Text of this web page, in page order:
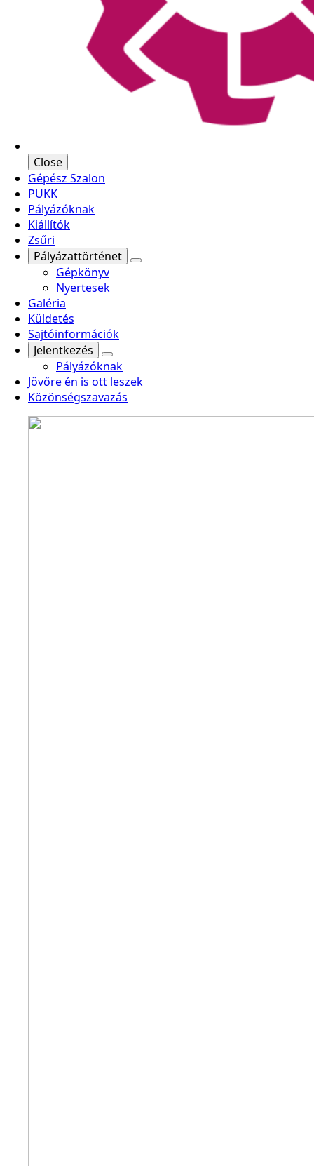
Close
Gépész Szalon
PUKK
Pályázóknak
Kiállítók
Zsűri
Pályázattörténet
Gépkönyv
Nyertesek
Galéria
Küldetés
Sajtóinformációk
Jelentkezés
Pályázóknak
Jövőre én is ott leszek
Közönségszavazás